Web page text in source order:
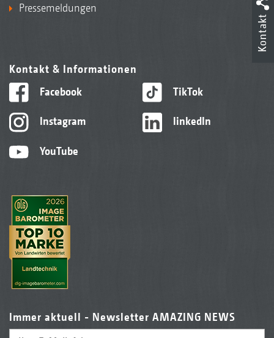
Pressemeldungen
Kontakt & Informationen
Facebook
Instagram
YouTube
TikTok
linkedIn
Immer aktuell - Newsletter AMAZING NEWS
Kontakt